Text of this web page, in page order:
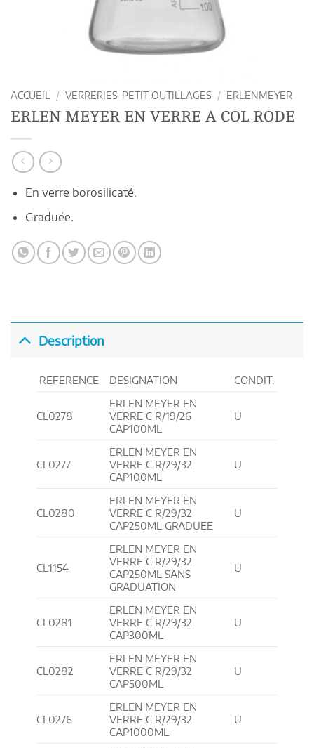
ACCUEIL / VERRERIES-PETIT OUTILLAGES / ERLENMEYER
ERLEN MEYER EN VERRE A COL RODE
En verre borosilicaté.
Graduée.
Description
REFERENCE DESIGNATION CONDIT.
CL0278
ERLEN MEYER EN
VERRE C R/19/26
CAP100ML
U
CL0277
ERLEN MEYER EN
VERRE C R/29/32
CAP100ML
U
CL0280
ERLEN MEYER EN
VERRE C R/29/32
CAP250ML GRADUEE
U
CL1154
ERLEN MEYER EN
VERRE C R/29/32
CAP250ML SANS
GRADUATION
U
CL0281
ERLEN MEYER EN
VERRE C R/29/32
CAP300ML
U
CL0282
ERLEN MEYER EN
VERRE C R/29/32
CAP500ML
U
CL0276
ERLEN MEYER EN
VERRE C R/29/32
CAP1000ML
U